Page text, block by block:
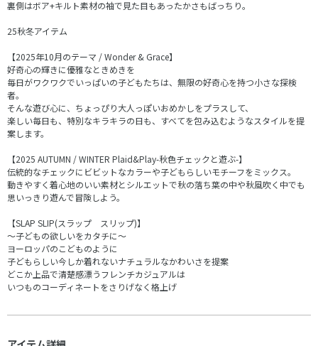
裏側はボア+キルト素材の袖で見た目もあったかさもばっちり。
25秋冬アイテム
【2025年10月のテーマ / Wonder & Grace】
好奇心の輝きに優雅なときめきを
毎日がワクワクでいっぱいの子どもたちは、無限の好奇心を持つ小さな探検
者。
そんな遊び心に、ちょっぴり大人っぽいおめかしをプラスして、
楽しい毎日も、特別なキラキラの日も、すべてを包み込むようなスタイルを提
案します。
【2025 AUTUMN / WINTER Plaid&Play-秋色チェックと遊ぶ-】
伝統的なチェックにビビットなカラーや子どもらしいモチーフをミックス。
動きやすく着心地のいい素材とシルエットで秋の落ち葉の中や秋風吹く中でも
思いっきり遊んで冒険しよう。
【SLAP SLIP(スラップ スリップ)】
～子どもの欲しいをカタチに～
ヨーロッパのこどものように
子どもらしい今しか着れないナチュラルなかわいさを提案
どこか上品で清楚感漂うフレンチカジュアルは
いつものコーディネートをさりげなく格上げ